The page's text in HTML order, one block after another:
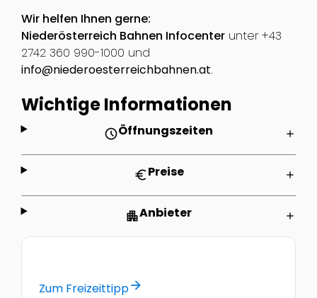
Wir helfen Ihnen gerne:
Niederösterreich Bahnen Infocenterunter +43
2742 360 990-1000 und
info@niederoesterreichbahnen.at.
Wichtige Informationen
scheduleÖffnungszeiten add
euroPreise add
apartmentAnbieter add
Zum Freizeittipparrow_forward